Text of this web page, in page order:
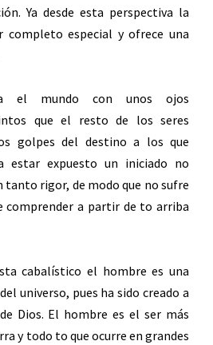
Ya desde esta perspectiva la
completo especial y ofrece una
el mundo con unos ojos
que el resto de los seres
golpes del destino a los que
estar expuesto un iniciado no
tanto rigor, de modo que no sufre
comprender a partir de to arriba
cabalístico el hombre es una
universo, pues ha sido creado a
Dios. El hombre es el ser más
y todo to que ocurre en grandes